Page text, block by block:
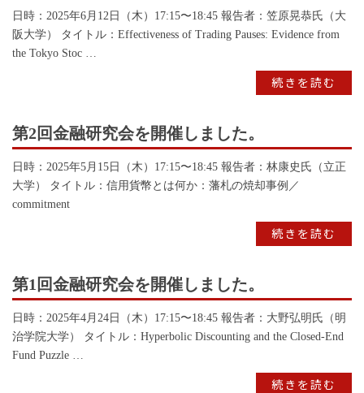
日時：2025年6月12日（木）17:15〜18:45 報告者：笠原晃恭氏（大
阪大学） タイトル：Effectiveness of Trading Pauses: Evidence from
the Tokyo Stoc …
続きを読む
第2回金融研究会を開催しました。
日時：2025年5月15日（木）17:15〜18:45 報告者：林康史氏（立正
大学） タイトル：信用貨幣とは何か：藩札の焼却事例／
commitment
続きを読む
第1回金融研究会を開催しました。
日時：2025年4月24日（木）17:15〜18:45 報告者：大野弘明氏（明
治学院大学） タイトル：Hyperbolic Discounting and the Closed-End
Fund Puzzle …
続きを読む